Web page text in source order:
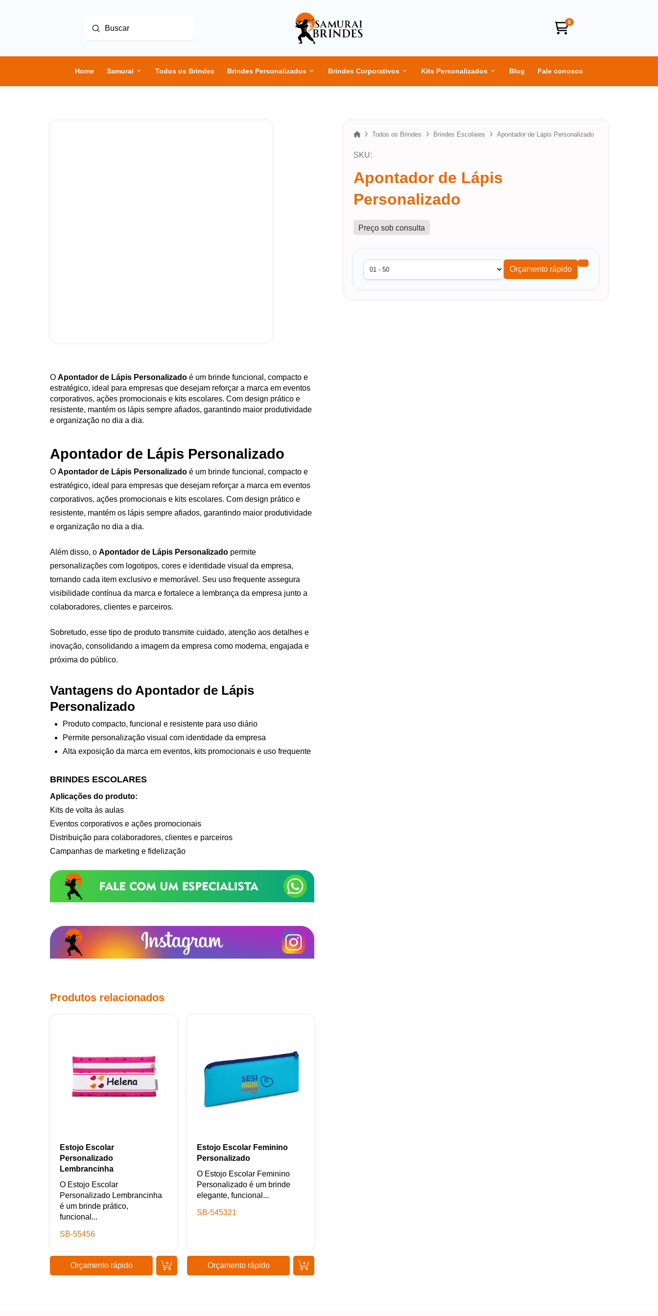
Buscar
Enviar
0
Home Samurai Todos os Brindes Brindes Personalizados Brindes Corporativos Kits Personalizados Blog Fale conosco
HomeTodos os Brindes Brindes Escolares Apontador de Lápis Personalizado
SKU:
Apontador de Lápis
Personalizado
Preço sob consulta
Orçamento rápido
O Apontador de Lápis Personalizado é um brinde funcional, compacto e
estratégico, ideal para empresas que desejam reforçar a marca em eventos
corporativos, ações promocionais e kits escolares. Com design prático e
resistente, mantém os lápis sempre afiados, garantindo maior produtividade
e organização no dia a dia.
Apontador de Lápis Personalizado
O Apontador de Lápis Personalizado é um brinde funcional, compacto e
estratégico, ideal para empresas que desejam reforçar a marca em eventos
corporativos, ações promocionais e kits escolares. Com design prático e
resistente, mantém os lápis sempre afiados, garantindo maior produtividade
e organização no dia a dia.
Além disso, o Apontador de Lápis Personalizado permite
personalizações com logotipos, cores e identidade visual da empresa,
tornando cada item exclusivo e memorável. Seu uso frequente assegura
visibilidade contínua da marca e fortalece a lembrança da empresa junto a
colaboradores, clientes e parceiros.
Sobretudo, esse tipo de produto transmite cuidado, atenção aos detalhes e
inovação, consolidando a imagem da empresa como moderna, engajada e
próxima do público.
Vantagens do Apontador de Lápis
Personalizado
Produto compacto, funcional e resistente para uso diário
Permite personalização visual com identidade da empresa
Alta exposição da marca em eventos, kits promocionais e uso frequente
BRINDES ESCOLARES
Aplicações do produto:
Kits de volta às aulas
Eventos corporativos e ações promocionais
Distribuição para colaboradores, clientes e parceiros
Campanhas de marketing e fidelização
Produtos relacionados
Estojo Escolar
Personalizado
Lembrancinha
O Estojo Escolar
Personalizado Lembrancinha
é um brinde prático,
funcional...
SB-55456
Orçamento rápido
Estojo Escolar Feminino
Personalizado
O Estojo Escolar Feminino
Personalizado é um brinde
elegante, funcional...
SB-545321
Orçamento rápido
Samurai Brindes
Eu concordo em receber comunicações.